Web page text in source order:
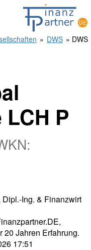
» DWS » DWS
P
Dipl.-Ing. & Finanzwirt
20 Jahren Erfahrung.
17:51